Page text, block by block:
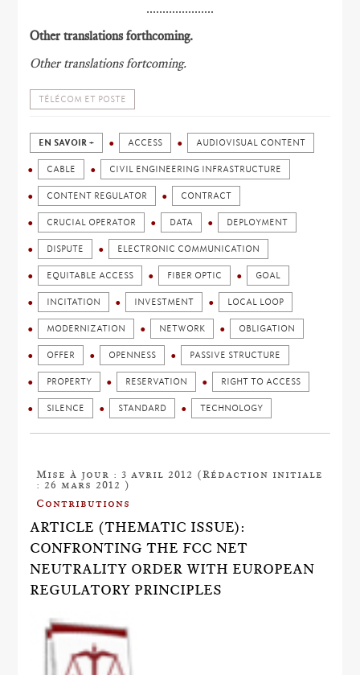
.....................
Other translations forthcoming.
Other translations fortcoming.
TÉLÉCOM ET POSTE
EN SAVOIR + ACCESS AUDIOVISUAL CONTENT
CABLE CIVIL ENGINEERING INFRASTRUCTURE
CONTENT REGULATOR CONTRACT
CRUCIAL OPERATOR DATA DEPLOYMENT
DISPUTE ELECTRONIC COMMUNICATION
EQUITABLE ACCESS FIBER OPTIC GOAL
INCITATION INVESTMENT LOCAL LOOP
MODERNIZATION NETWORK OBLIGATION
OFFER OPENNESS PASSIVE STRUCTURE
PROPERTY RESERVATION RIGHT TO ACCESS
SILENCE STANDARD TECHNOLOGY
Mise à jour : 3 avril 2012 (Rédaction initiale
: 26 mars 2012 )
Contributions
ARTICLE (THEMATIC ISSUE):
CONFRONTING THE FCC NET
NEUTRALITY ORDER WITH EUROPEAN
REGULATORY PRINCIPLES